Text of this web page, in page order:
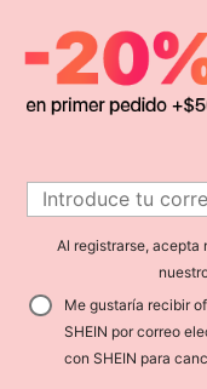
Al registrarse, acepta
Me gustaría recibir
SHEIN por correo
con SHEIN para